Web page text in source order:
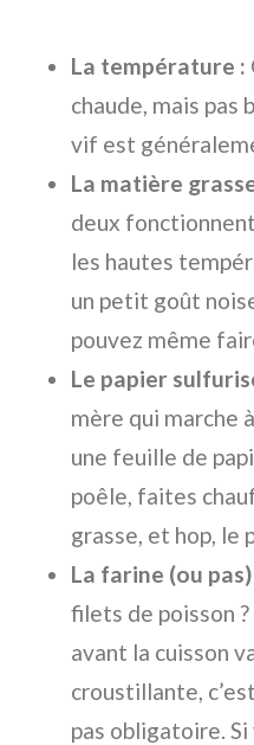
La température :
chaude, mais pas
vif est
La matière
deux
les hautes
un petit goût
pouvez même
Le papier
mère qui marche
une feuille de
poêle, faites
grasse, et hop, le
La farine (ou pas)
filets de poisson ?
avant la cuisson
croustillante,
pas obligatoire.